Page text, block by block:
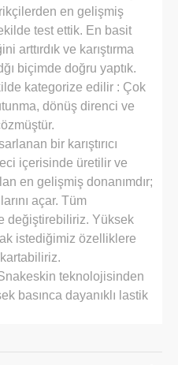
en gelişmiş
test ettik. En basit
arttırdık ve karıştırma
biçimde doğru yaptık.
kategorize edilir : Çok
dönüş direnci ve
bir karıştırıcı
içerisinde üretilir ve
en gelişmiş donanımdır;
açar. Tüm
değiştirebiliriz. Yüksek
istediğimiz özelliklere
teknolojisinden
basınca dayanıklı lastik